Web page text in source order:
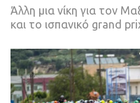
Άλλη μια νίκη για τον
και το ισπανικό grand